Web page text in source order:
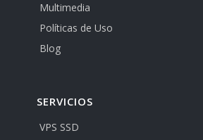
Multimedia
Políticas de Uso
Blog
SERVICIOS
VPS SSD